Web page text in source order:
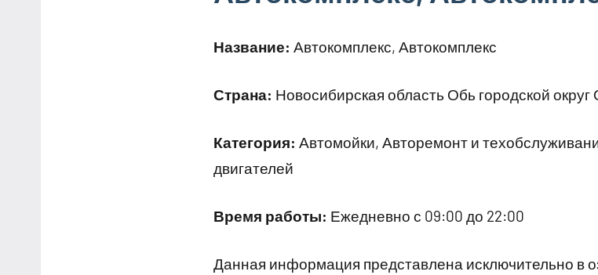
Название: Автокомплекс, Автокомплекс
Страна: Новосибирская область Обь городской округ
Категория: Автомойки, Авторемонт и
двигателей
Время работы: Ежедневно с 09:00 до 22:00
Данная информация представлена исключительно в